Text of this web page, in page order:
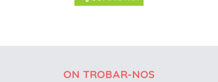
ON TROBAR-NOS